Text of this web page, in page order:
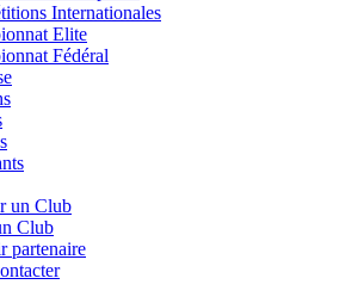
Internationales
Elite
Fédéral
un Club
Club
partenaire